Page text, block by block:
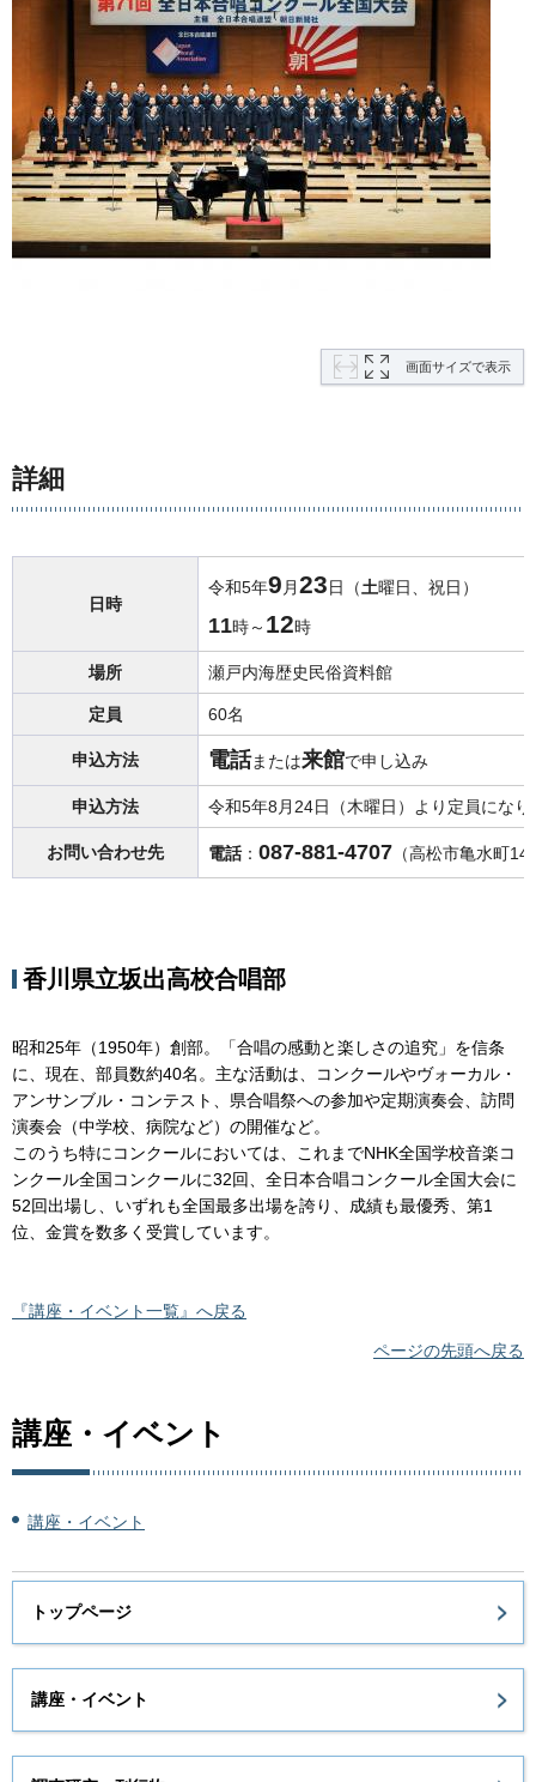
画面サイズで表示
詳細
日時
令和5年9 月23日（土曜日、祝日）
11時～ 12時
場所 瀬戸内海歴史民俗資料館
定員 60名
申込方法 電話または来館で申し込み
申込方法 令和5年8月24日（木曜日）より定員になり
お問い合わせ先 電話： 087-881-4707 （高松市亀水町
香川県立坂出高校合唱部
昭和25年（1950年）創部。「合唱の感動と楽しさの追究」を信条
に、現在、部員数約40名。主な活動は、コンクールやヴォーカル・
アンサンブル・コンテスト、県合唱祭への参加や定期演奏会、訪問
演奏会（中学校、病院など）の開催など。
このうち特にコンクールにおいては、これまでNHK全国学校音楽コ
ンクール全国コンクールに32回、全日本合唱コンクール全国大会に
52回出場し、いずれも全国最多出場を誇り、成績も最優秀、第1
位、金賞を数多く受賞しています。
『講座・イベント一覧』へ戻る
ページの先頭へ戻る
講座・イベント
講座・イベント
トップページ
講座・イベント